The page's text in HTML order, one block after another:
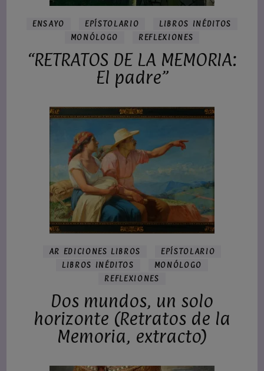
ENSAYO EPÍSTOLARIO
LIBROS INÉDITOS
MONÓLOGO
REFLEXIONES
“RETRATOS DE LA MEMORIA:
El padre”
AR EDICIONES LIBROS
EPÍSTOLARIO
LIBROS INÉDITOS
MONÓLOGO
REFLEXIONES
Dos mundos, un solo
horizonte (Retratos de la
Memoria, extracto)